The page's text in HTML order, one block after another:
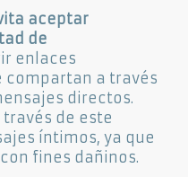
aceptar
de
enlaces
compartan a través
directos.
de este
íntimos, ya que
fines dañinos.